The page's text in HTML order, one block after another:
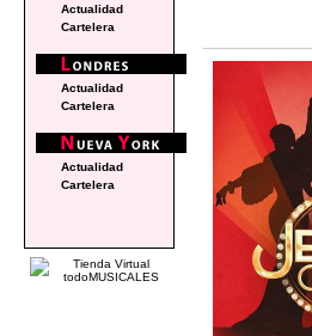
Actualidad
Cartelera
Actualidad
Cartelera
Actualidad
Cartelera